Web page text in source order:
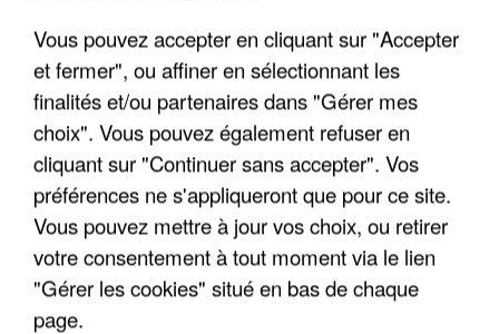
APRÈS TOUTES CES CANICULES, LES REFUGES
DE FAUNE SAUVAGE SONT...
Vous pouvez accepter en cliquant sur "Accepter
et fermer", ou affiner en sélectionnant les
finalités et/ou partenaires dans "Gérer mes
choix". Vous pouvez également refuser en
cliquant sur "Continuer sans accepter". Vos
préférences ne s'appliqueront que pour ce site.
Vous pouvez mettre à jour vos choix, ou retirer
votre consentement à tout moment via le lien
"Gérer les cookies" situé en bas de chaque
page.